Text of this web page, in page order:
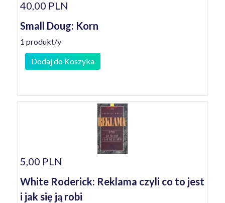
40,00 PLN
Small Doug: Korn
1 produkt/y
Dodaj do Koszyka
5,00 PLN
White Roderick: Reklama czyli co to jest
i jak się ją robi